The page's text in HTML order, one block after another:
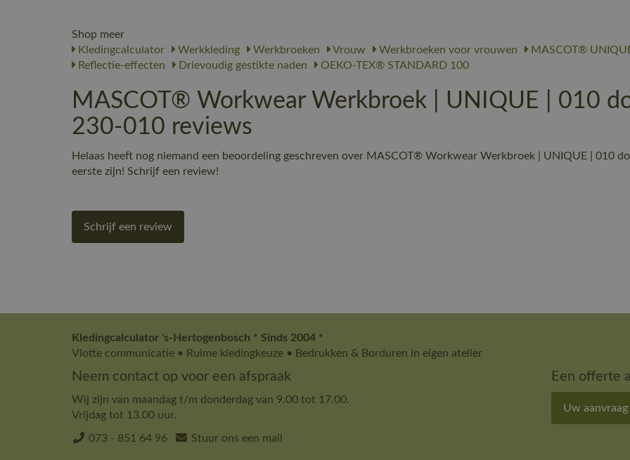
Shop meer
Kledingcalculator
Werkkleding Werkbroeken Vrouw Werkbroeken voor vrouwen MASCOT®
Reflectie-effecten
Drievoudig gestikte naden OEKO-TEX® STANDARD 100
MASCOT® Workwear Werkbroek | UNIQUE | 010
230-010 reviews
Helaas heeft nog niemand een beoordeling geschreven over MASCOT® Workwear Werkbroek | UNIQUE | 010
eerste zijn! Schrijf een review!
Schrijf een review
Kledingcalculator 's-Hertogenbosch * Sinds 2004 *
Vlotte communicatie • Ruime kledingkeuze • Bedrukken & Borduren in eigen atelier
Neem contact op voor een afspraak
Wij zijn van maandag t/m donderdag van 9.00 tot 17.00.
Vrijdag tot 13.00 uur.
073 - 851 64 96 Stuur ons een mail
Een offerte
Uw aanvraag